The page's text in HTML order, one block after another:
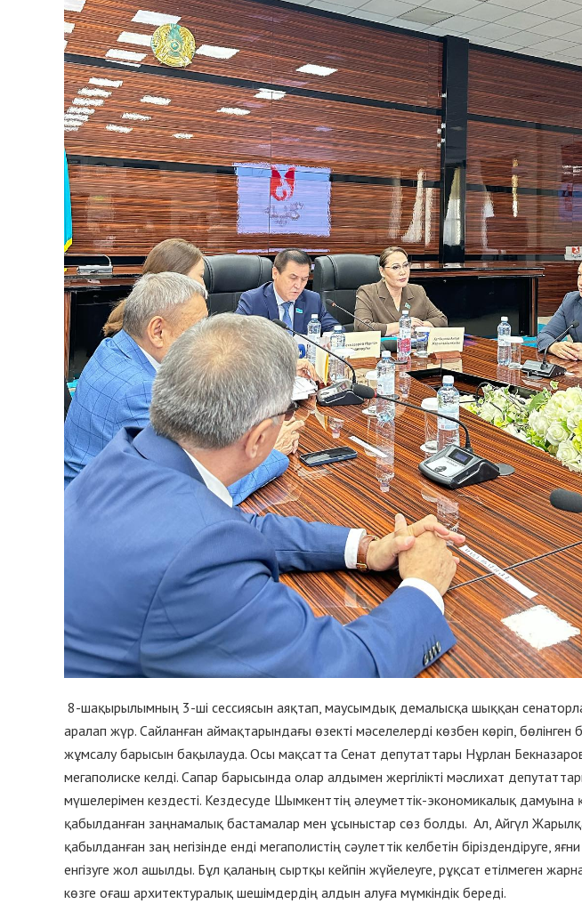
8-шақырылымның 3-ші сессиясын аяқтап, маусымдық демалысқа шыққан сенаторлар
аралап жүр. Сайланған аймақтарындағы өзекті мәселелерді көзбен көріп,
жұмсалу барысын бақылауда. Осы мақсатта Сенат депутаттары Нұрлан
мегаполиске келді. Сапар барысында олар алдымен жергілікті мәслихат
мүшелерімен кездесті. Кездесуде Шымкенттің әлеуметтік-экономикалық
қабылданған заңнамалық бастамалар мен ұсыныстар сөз болды. Ал, Айгүл
қабылданған заң негізінде енді мегаполистің сәулеттік келбетін біріздендіруге,
енгізуге жол ашылды. Бұл қаланың сыртқы кейпін жүйелеуге, рұқсат етілмеген
көзге оғаш архитектуралық шешімдердің алдын алуға мүмкіндік береді.